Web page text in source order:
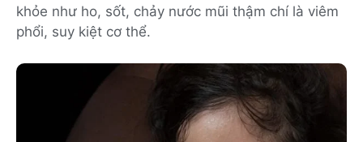
khỏe như ho, sốt, chảy nước mũi thậm chí là viêm
phổi, suy kiệt cơ thể.